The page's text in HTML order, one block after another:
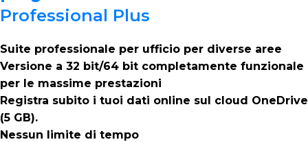
Professional Plus
Suite professionale per ufficio per diverse aree
Versione a 32 bit/64 bit completamente funzionale
per le massime prestazioni
Registra subito i tuoi dati online sul cloud OneDrive
(5 GB).
Nessun limite di tempo